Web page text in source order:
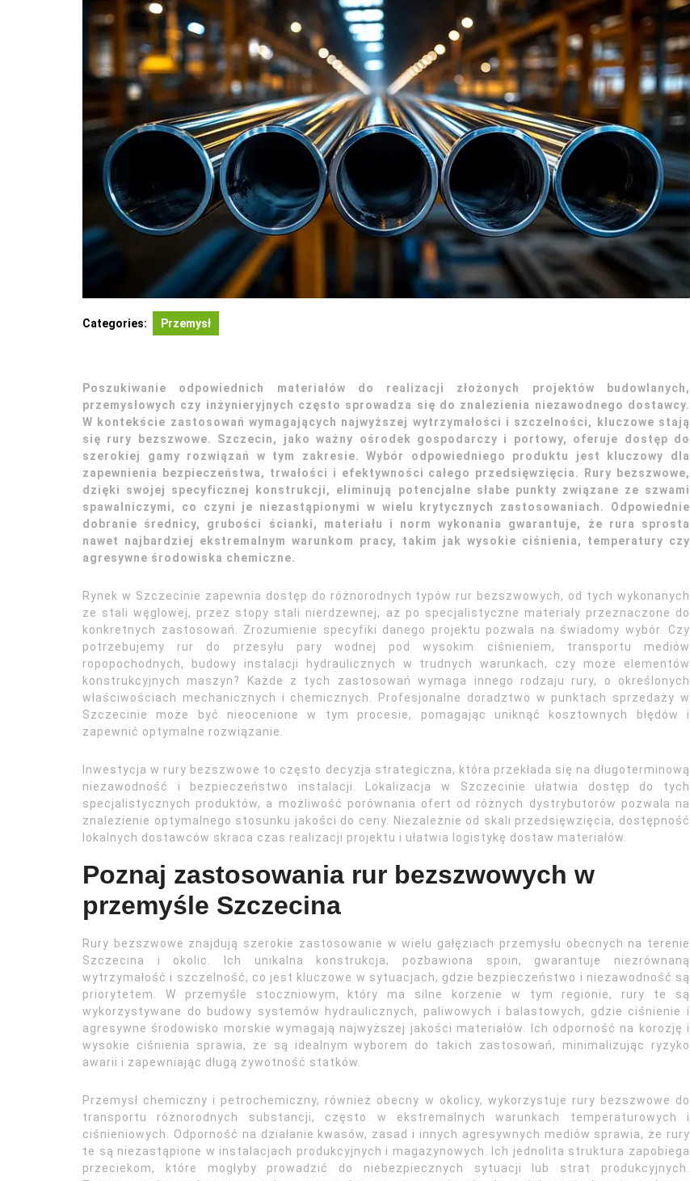
Categories: Przemysł
Poszukiwanie odpowiednich materiałów do realizacji złożonych projektów budowlanych,
przemysłowych czy inżynieryjnych często sprowadza się do znalezienia niezawodnego dostawcy.
W kontekście zastosowań wymagających najwyższej wytrzymałości i szczelności, kluczowe stają
się rury bezszwowe. Szczecin, jako ważny ośrodek gospodarczy i portowy, oferuje dostęp do
szerokiej gamy rozwiązań w tym zakresie. Wybór odpowiedniego produktu jest kluczowy dla
zapewnienia bezpieczeństwa, trwałości i efektywności całego przedsięwzięcia. Rury bezszwowe,
dzięki swojej specyficznej konstrukcji, eliminują potencjalne słabe punkty związane ze szwami
spawalniczymi, co czyni je niezastąpionymi w wielu krytycznych zastosowaniach. Odpowiednie
dobranie średnicy, grubości ścianki, materiału i norm wykonania gwarantuje, że rura sprosta
nawet najbardziej ekstremalnym warunkom pracy, takim jak wysokie ciśnienia, temperatury czy
agresywne środowiska chemiczne.
Rynek w Szczecinie zapewnia dostęp do różnorodnych typów rur bezszwowych, od tych wykonanych
ze stali węglowej, przez stopy stali nierdzewnej, aż po specjalistyczne materiały przeznaczone do
konkretnych zastosowań. Zrozumienie specyfiki danego projektu pozwala na świadomy wybór. Czy
potrzebujemy rur do przesyłu pary wodnej pod wysokim ciśnieniem, transportu mediów
ropopochodnych, budowy instalacji hydraulicznych w trudnych warunkach, czy może elementów
konstrukcyjnych maszyn? Każde z tych zastosowań wymaga innego rodzaju rury, o określonych
właściwościach mechanicznych i chemicznych. Profesjonalne doradztwo w punktach sprzedaży w
Szczecinie może być nieocenione w tym procesie, pomagając uniknąć kosztownych błędów i
zapewnić optymalne rozwiązanie.
Inwestycja w rury bezszwowe to często decyzja strategiczna, która przekłada się na długoterminową
niezawodność i bezpieczeństwo instalacji. Lokalizacja w Szczecinie ułatwia dostęp do tych
specjalistycznych produktów, a możliwość porównania ofert od różnych dystrybutorów pozwala na
znalezienie optymalnego stosunku jakości do ceny. Niezależnie od skali przedsięwzięcia, dostępność
lokalnych dostawców skraca czas realizacji projektu i ułatwia logistykę dostaw materiałów.
Poznaj zastosowania rur bezszwowych w
przemyśle Szczecina
Rury bezszwowe znajdują szerokie zastosowanie w wielu gałęziach przemysłu obecnych na terenie
Szczecina i okolic. Ich unikalna konstrukcja, pozbawiona spoin, gwarantuje niezrównaną
wytrzymałość i szczelność, co jest kluczowe w sytuacjach, gdzie bezpieczeństwo i niezawodność są
priorytetem. W przemyśle stoczniowym, który ma silne korzenie w tym regionie, rury te są
wykorzystywane do budowy systemów hydraulicznych, paliwowych i balastowych, gdzie ciśnienie i
agresywne środowisko morskie wymagają najwyższej jakości materiałów. Ich odporność na korozję i
wysokie ciśnienia sprawia, że są idealnym wyborem do takich zastosowań, minimalizując ryzyko
awarii i zapewniając długą żywotność statków.
Przemysł chemiczny i petrochemiczny, również obecny w okolicy, wykorzystuje rury bezszwowe do
transportu różnorodnych substancji, często w ekstremalnych warunkach temperaturowych i
ciśnieniowych. Odporność na działanie kwasów, zasad i innych agresywnych mediów sprawia, że rury
te są niezastąpione w instalacjach produkcyjnych i magazynowych. Ich jednolita struktura zapobiega
przeciekom, które mogłyby prowadzić do niebezpiecznych sytuacji lub strat produkcyjnych.